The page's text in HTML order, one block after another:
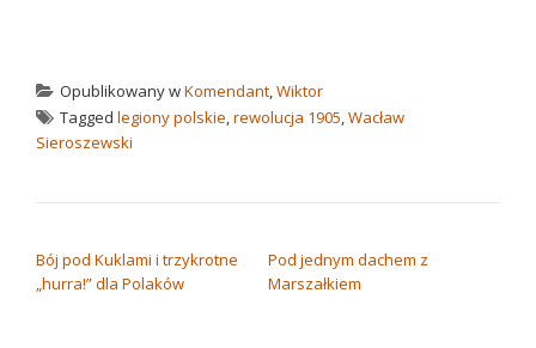
Opublikowany wKomendant,Wiktor
Tagged legiony polskie,rewolucja 1905,Wacław
Sieroszewski
Bój pod Kuklami i trzykrotne
„hurra!” dla Polaków
Pod jednym dachem z
Marszałkiem